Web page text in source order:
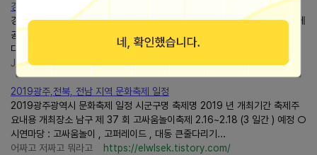
경기도 용인시처인구 기업 정보현황(공장등록 회사명)
경기도 용인시처인구 기업 정보현황(공장등록 회사명) 경기도 용인시처인구에
공장으로 등록되어 있는 회사명, 공장주소(지번), 생산품, 전화번호 목록입니
다. 용인시처인구에 있는...
J경제인사이트
https://jungshjoa.tistory.com/
2019광주,전북, 전남 지역 문화축제 일정
2019광주광역시 문화축제 일정 시군구명 축제명 2019 년 개최기간 축제주
요내용 개최장소 남구 제 37 회 고싸움놀이축제 2.16~2.18 (3 일간 ) 예정 ○
시연마당 : 고싸움놀이 , 고퍼레이드 , 대동 큰줄다리기...
어짜고 저짜고 뭐라고
https://elwlsek.tistory.com/